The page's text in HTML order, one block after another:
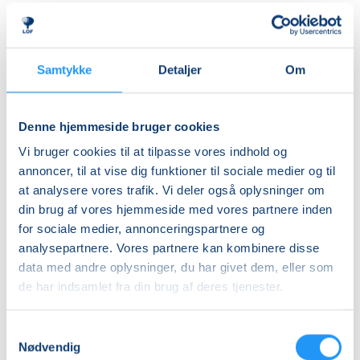
Samtykke Detaljer Om
Denne hjemmeside bruger cookies
Vi bruger cookies til at tilpasse vores indhold og
annoncer, til at vise dig funktioner til sociale medier og til
at analysere vores trafik. Vi deler også oplysninger om
din brug af vores hjemmeside med vores partnere inden
for sociale medier, annonceringspartnere og
analysepartnere. Vores partnere kan kombinere disse
data med andre oplysninger, du har givet dem, eller som
de har indsamlet fra din brug af deres tjenester.
Nødvendig
ALDERSINDDELINGEN ER VEJLEDENDE
Børn er forskellige og udvikler sig i forskellige tempi,
virker utryg ved vand, er det en god idé at tænke lidt
motorisk langt fremme, frisk på nye udfordringer og
måske endda allerede vandtilvænnet, kan det være
en god idé at tænke lidt opad i fht. aldersrammen.
Holdene er små, så der er god mulighed for at tage
individuelle hensyn undervejs.
BEMÆRK
Tilmeldingen gælder en voksen med et barn og det er
kun den voksne, der skal tilmeldes.
Ledig-KBH
Ledig-FRB
DKK 923,00
DKK 907,00
Studerende-FRB
DKK 923,00
Unge (18-25 år)-KBH
DKK 907,00
Info
903301